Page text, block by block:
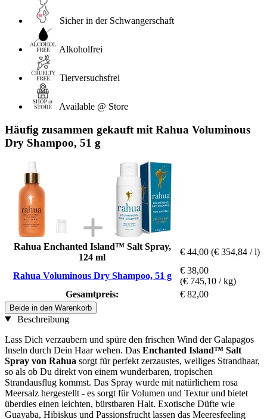
Sicher in der Schwangerschaft
Alkoholfrei
Tierversuchsfrei
Available @ Store
Häufig zusammen gekauft mit Rahua Voluminous
Dry Shampoo, 51 g
Rahua Enchanted Island™ Salt Spray,
124 ml
€ 44,00 (€ 354,84 / l)
Rahua Voluminous Dry Shampoo, 51 g
€ 38,00
(€ 745,10 / kg)
Gesamtpreis:
€ 82,00
Beide in den Warenkorb
Beschreibung
Lass Dich verzaubern und spüre den frischen Wind der Galapagos
Inseln durch Dein Haar wehen. Das Enchanted Island™ Salt
Spray von Rahua sorgt für perfekt zerzaustes, welliges Strandhaar,
so als ob Du direkt von einem wunderbaren, tropischen
Strandausflug kommst. Das Spray wurde mit natürlichem rosa
Meersalz hergestellt - es sorgt für Volumen und Textur und bietet
überdies einen leichten, bürstbaren Halt. Exotische Düfte wie
Guayaba, Hibiskus und Passionsfrucht lassen das Meeresfeeling